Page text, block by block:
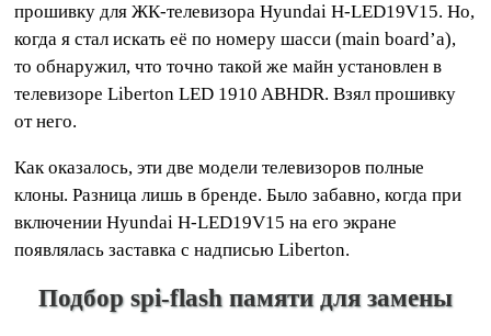
прошивку для ЖК-телевизора Hyundai H-LED19V15. Но,
когда я стал искать её по номеру шасси (main board’а),
то обнаружил, что точно такой же майн установлен в
телевизоре Liberton LED 1910 ABHDR. Взял прошивку
от него.
Как оказалось, эти две модели телевизоров полные
клоны. Разница лишь в бренде. Было забавно, когда при
включении Hyundai H-LED19V15 на его экране
появлялась заставка с надписью Liberton.
Подбор spi-flash памяти для замены